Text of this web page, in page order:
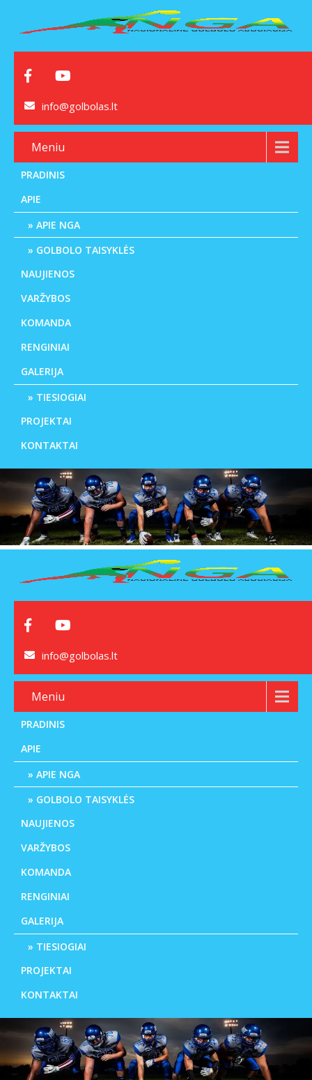
info@golbolas.lt
Meniu
PRADINIS
APIE
APIE NGA
GOLBOLO TAISYKLĖS
NAUJIENOS
VARŽYBOS
KOMANDA
RENGINIAI
GALERIJA
TIESIOGIAI
PROJEKTAI
KONTAKTAI
info@golbolas.lt
Meniu
PRADINIS
APIE
APIE NGA
GOLBOLO TAISYKLĖS
NAUJIENOS
VARŽYBOS
KOMANDA
RENGINIAI
GALERIJA
TIESIOGIAI
PROJEKTAI
KONTAKTAI